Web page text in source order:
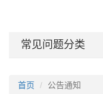
常见问题分类
首页 公告通知